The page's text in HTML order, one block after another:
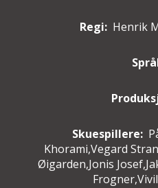
Regi: Henrik
Skuespillere:
Khorami,Vegard
Øigarden,Jonis